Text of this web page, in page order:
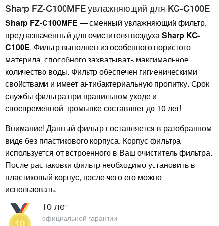
Sharp FZ-C100MFE увлажняющий для KC-C100E
Sharp FZ-C100MFE — сменный увлажняющий фильтр,
предназначенный для очистителя воздухаSharp KC-
C100E. Фильтр выполнен из особенного пористого
материла, способного захватывать максимальное
количество воды. Фильтр обеспечен гигиеническими
свойствами и имеет антибактериальную пропитку. Срок
службы фильтра при правильном уходе и
своевременной промывке составляет до 10 лет!
Внимание! Данный фильтр поставляется в разобранном
виде без пластикового корпуса. Корпус фильтра
используется от встроенного в Ваш очиститель фильтра.
После распаковки фильтр необходимо установить в
пластиковый корпус, после чего его можно
использовать.
10 лет
официальной гарантии